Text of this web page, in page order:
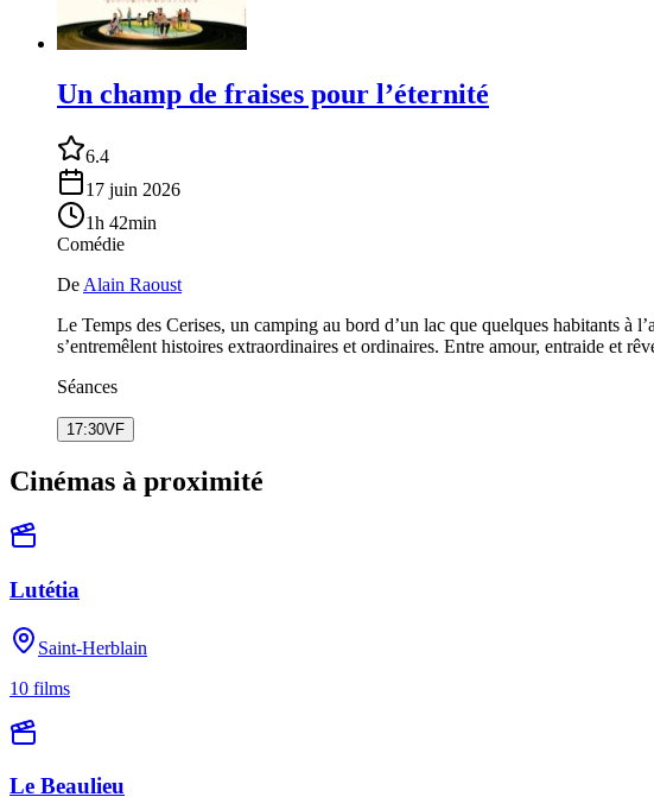
Un champ de fraises pour l’éternité
6.4
17 juin 2026
1h 42min
Comédie
De Alain Raoust
Le Temps des Cerises, un camping au bord d’un lac que quelques habitants à
s’entremêlent histoires extraordinaires et ordinaires. Entre amour, entraide et
Séances
17:30VF
Cinémas à proximité
Lutétia
Saint-Herblain
10 films
Le Beaulieu